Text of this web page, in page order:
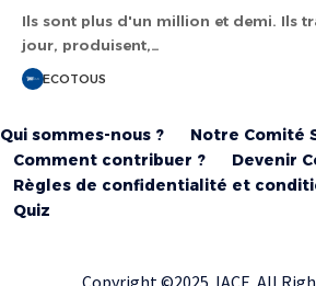
Ils sont plus d'un million et demi. Ils
jour, produisent,…
ECOTOUS
Qui sommes-nous ?
Notre Comité
Comment contribuer ?
Devenir
Règles de confidentialité et
Quiz
Copyright ©2025 IACE All